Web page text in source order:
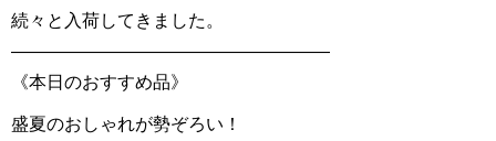
続々と入荷してきました。
——————————————————
《本日のおすすめ品》
盛夏のおしゃれが勢ぞろい！